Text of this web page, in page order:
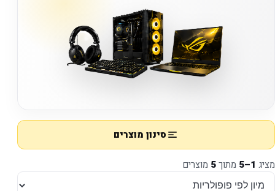
סינון מוצרים
מציג 1–5 מתוך5 מוצרים